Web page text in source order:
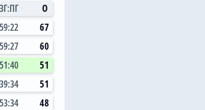
ЗГ:ПГ
О
59:22
67
59:27
60
51:40
51
39:34
51
53:34
48